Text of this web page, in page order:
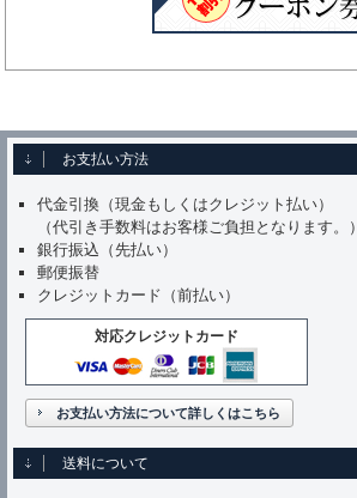
お支払い方法
代金引換（現金もしくはクレジット払い）
（代引き手数料はお客様ご負担となります。）
銀行振込（先払い）
郵便振替
クレジットカード（前払い）
対応クレジットカード
お支払い方法について詳しくはこちら
送料について